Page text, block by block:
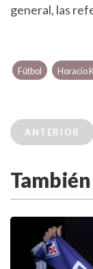
general, las
Fútbol Horacio
ANTERIOR